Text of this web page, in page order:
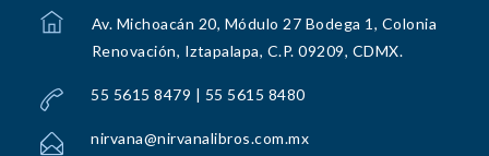
Av. Michoacán 20, Módulo 27 Bodega 1, Colonia
Renovación, Iztapalapa, C.P. 09209, CDMX.
55 5615 8479 | 55 5615 8480
nirvana@nirvanalibros.com.mx